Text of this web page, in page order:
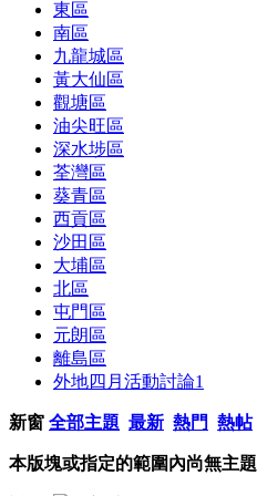
東區
南區
九龍城區
黃大仙區
觀塘區
油尖旺區
深水埗區
荃灣區
葵青區
西貢區
沙田區
大埔區
北區
屯門區
元朗區
離島區
外地四月活動討論1
新窗 全部主題 最新 熱門 熱帖
本版塊或指定的範圍內尚無主題